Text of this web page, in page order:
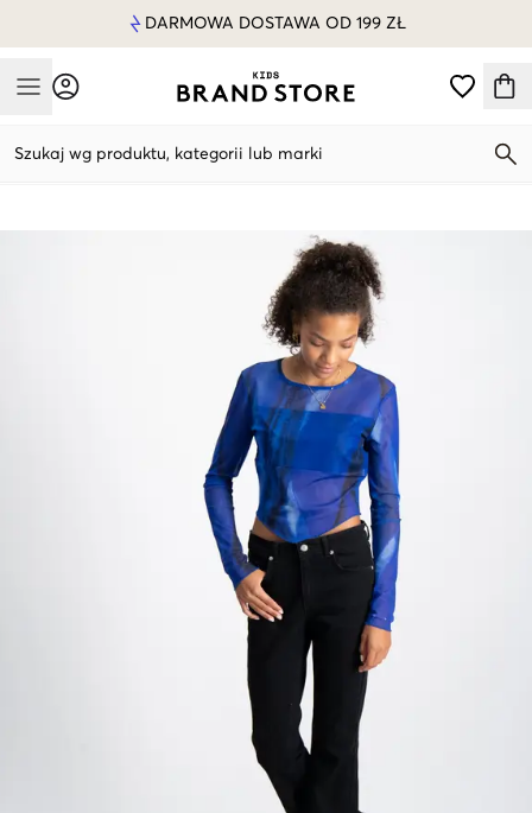
DARMOWA DOSTAWA OD 199 ZŁ
Mobile Menu
Szukaj wg produktu, kategorii lub marki